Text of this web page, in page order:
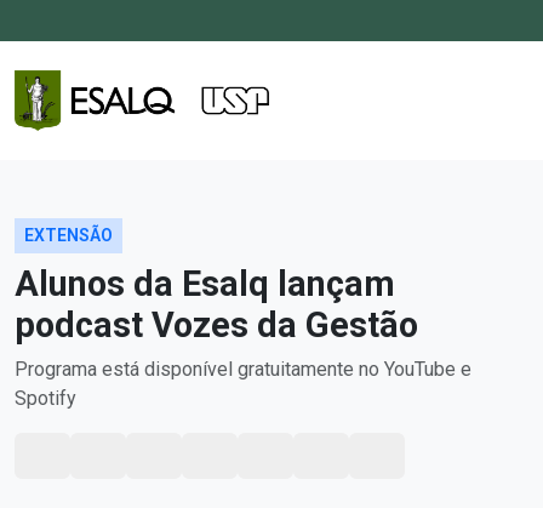
EXTENSÃO
Alunos da Esalq lançam
podcast Vozes da Gestão
Programa está disponível gratuitamente no YouTube e
Spotify